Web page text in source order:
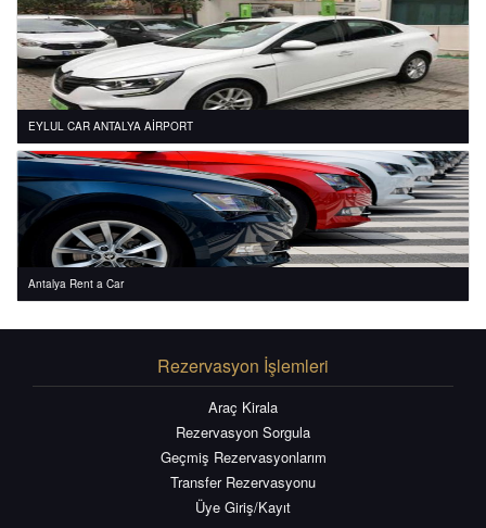
EYLUL CAR ANTALYA AİRPORT
Antalya Rent a Car
Rezervasyon İşlemleri
Araç Kirala
Rezervasyon Sorgula
Geçmiş Rezervasyonlarım
Transfer Rezervasyonu
Üye Giriş/Kayıt